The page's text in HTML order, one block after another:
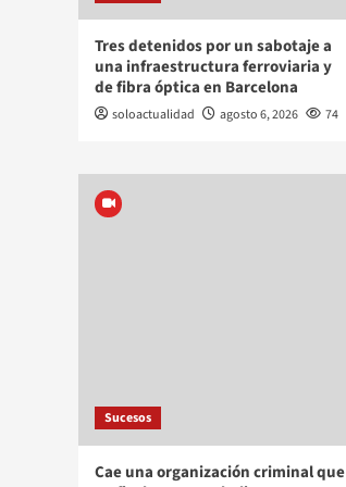
Tres detenidos por un sabotaje a
una infraestructura ferroviaria y
de fibra óptica en Barcelona
soloactualidad agosto 6, 2026 74
Sucesos
Cae una organización criminal que